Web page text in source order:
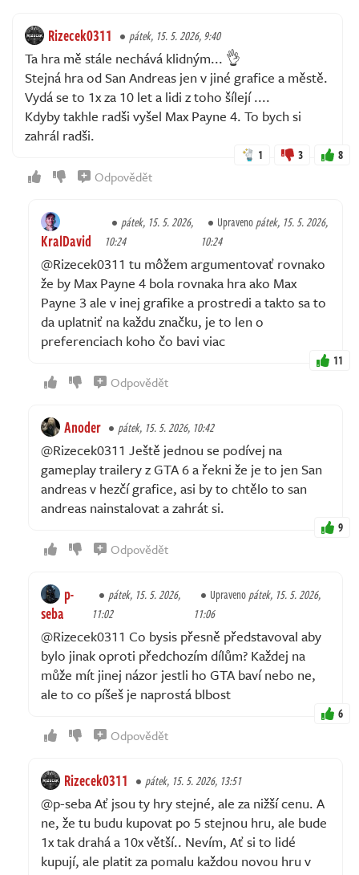
Rizecek0311 pátek, 15. 5. 2026, 9:40
Ta hra mě stále nechává klidným... 👌
Stejná hra od San Andreas jen v jiné grafice a městě.
Vydá se to 1x za 10 let a lidi z toho šílejí ....
Kdyby takhle radši vyšel Max Payne 4. To bych si
zahrál radši.
1 3 8
Odpovědět
KralDavid
pátek, 15. 5. 2026,
10:24
Upravenopátek, 15. 5. 2026,
10:24
@Rizecek0311 tu môžem argumentovať rovnako
že by Max Payne 4 bola rovnaka hra ako Max
Payne 3 ale v inej grafike a prostredi a takto sa to
da uplatniť na každu značku, je to len o
preferenciach koho čo bavi viac
11
Odpovědět
Anoder pátek, 15. 5. 2026, 10:42
@Rizecek0311 Ještě jednou se podívej na
gameplay trailery z GTA 6 a řekni že je to jen San
andreas v hezčí grafice, asi by to chtělo to san
andreas nainstalovat a zahrát si.
9
Odpovědět
p-
seba
pátek, 15. 5. 2026,
11:02
Upravenopátek, 15. 5. 2026,
11:06
@Rizecek0311 Co bysis přesně představoval aby
bylo jinak oproti předchozím dílům? Každej na
může mít jinej názor jestli ho GTA baví nebo ne,
ale to co píšeš je naprostá blbost
6
Odpovědět
Rizecek0311 pátek, 15. 5. 2026, 13:51
@p-seba Ať jsou ty hry stejné, ale za nižší cenu. A
ne, že tu budu kupovat po 5 stejnou hru, ale bude
1x tak drahá a 10x větší.. Nevím, Ať si to lidé
kupují, ale platit za pomalu každou novou hru v